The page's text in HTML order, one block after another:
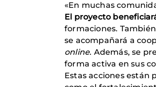
«En muchas
El proyecto
formaciones.
se acompañará a
online. Además, se
forma activa en sus
Estas acciones están